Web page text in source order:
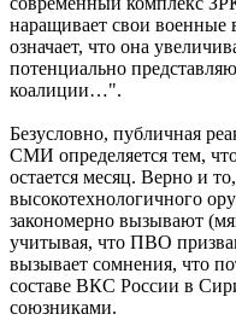
наращивает свои военные
означает, что она
потенциально
коалиции…".
Безусловно, публичная
СМИ определяется тем,
остается месяц. Верно и
высокотехнологичного
закономерно вызывают
учитывая, что ПВО
вызывает сомнения, что
составе ВКС России в
союзниками.